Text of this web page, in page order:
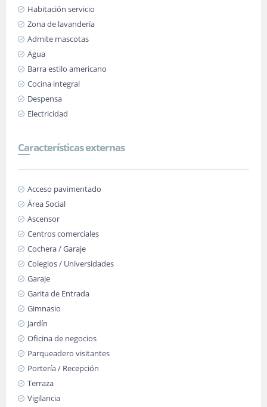
Habitación servicio
Zona de lavandería
Admite mascotas
Agua
Barra estilo americano
Cocina integral
Despensa
Electricidad
Características externas
Acceso pavimentado
Área Social
Ascensor
Centros comerciales
Cochera / Garaje
Colegios / Universidades
Garaje
Garita de Entrada
Gimnasio
Jardín
Oficina de negocios
Parqueadero visitantes
Portería / Recepción
Terraza
Vigilancia